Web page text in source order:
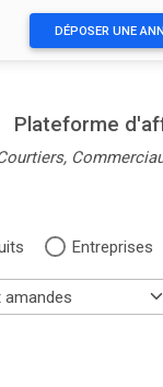
DÉPOSER UNE
Plateforme
Entreprises